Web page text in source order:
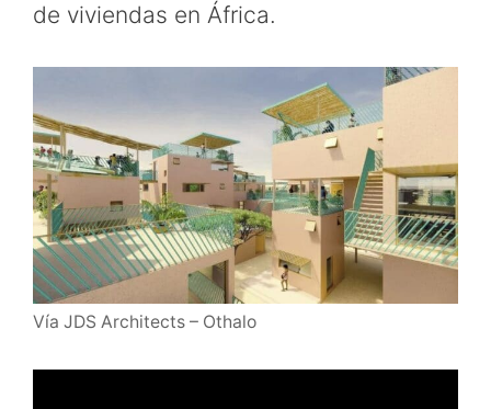
de viviendas en África.
Vía JDS Architects – Othalo